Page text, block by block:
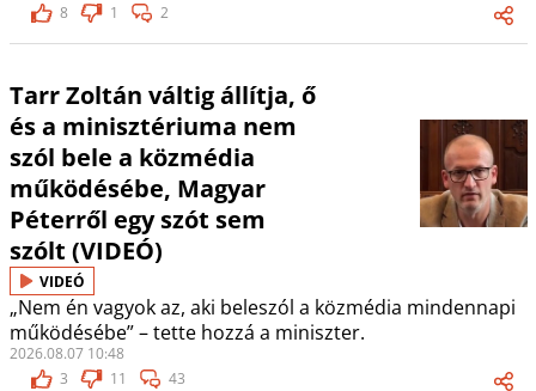
8
1 2
Tarr Zoltán váltig állítja, ő
és a minisztériuma nem
szól bele a közmédia
működésébe, Magyar
Péterről egy szót sem
szólt (VIDEÓ)
VIDEÓ
„Nem én vagyok az, aki beleszól a közmédia mindennapi
működésébe” – tette hozzá a miniszter.
2026.08.07 10:48
3
11 43